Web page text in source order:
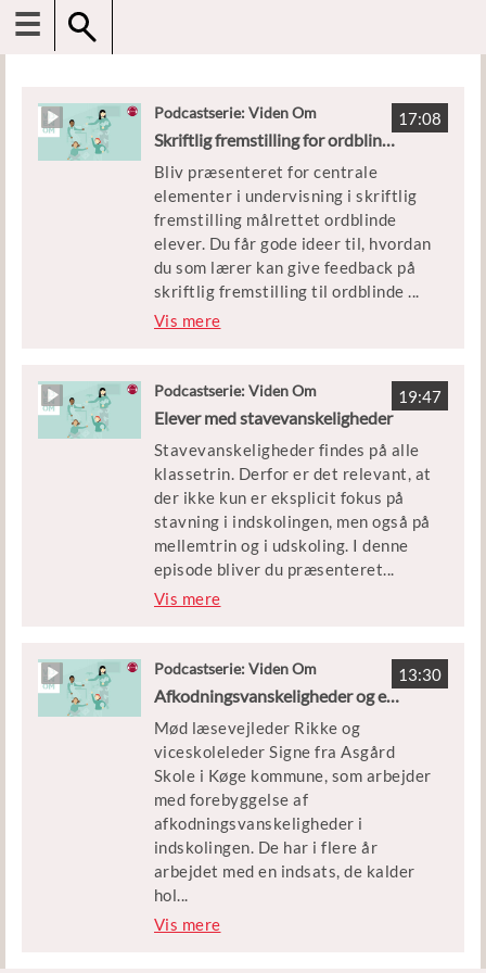
☰
17:08
Podcastserie: Viden Om
Skriftlig fremstilling for ordblinde elever
Bliv præsenteret for centrale
elementer i undervisning i skriftlig
fremstilling målrettet ordblinde
elever. Du får gode ideer til, hvordan
du som lærer kan give feedback på
skriftlig fremstilling til ordblinde ...
elever, så det kan understøtte, at de
Velsboe, vejleder på Snejbjerg skole,
og Helle Bundgaard Svendsen, lektor
ved VIA University College. Vært og
tilrettelægger: Mads Christian
Heede, journalist og
podcastproducent i Kontekst & Lyd.
Produceret af Rambøll Management
Consulting for Styrelsen for
Undervisning og Kvalitet.
Vis mere
19:47
Podcastserie: Viden Om
Elever med stavevanskeligheder
Stavevanskeligheder findes på alle
klassetrin. Derfor er det relevant, at
der ikke kun er eksplicit fokus på
stavning i indskolingen, men også på
mellemtrin og i udskoling. I denne
episode bliver du præsenteret...
for centrale elementer i
Juul, lektor ved Institut for Nordiske
studier og Sprogvidenskab,
Københavns Universitet, og Vibeke
Sønderberg Asmussen, adjunkt ved
Københavns Professionshøjskole.
Vært og tilrettelægger: Mads
Christian Heede, journalist og
podcastproducent i Kontekst & Lyd.
Produceret af Rambøll Management
Consulting for Styrelsen for
Undervisning og Kvalitet.
Medvirkende i podcast: Holger Juul,
Vis mere
13:30
Podcastserie: Viden Om
Afkodningsvanskeligheder og en god læsestart
Mød læsevejleder Rikke og
viceskoleleder Signe fra Asgård
Skole i Køge kommune, som arbejder
med forebyggelse af
afkodningsvanskeligheder i
indskolingen. De har i flere år
arbejdet med en indsats, de kalder
hol...
ddansk, i indskolingen. Hør hvordan
Vis mere